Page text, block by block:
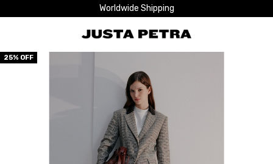
Worldwide Shipping
25% OFF